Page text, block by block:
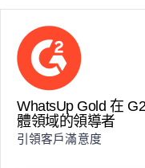
WhatsUp Gold 在
體領域的領導者
引領客戶滿意度